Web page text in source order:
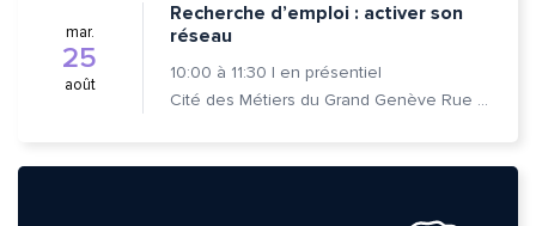
mar.
25
août
Recherche d’emploi : activer son
réseau
10:00 à 11:30 | en présentiel
Cité des Métiers du Grand Genève Rue Prévost-Martin 6 1205 Genève